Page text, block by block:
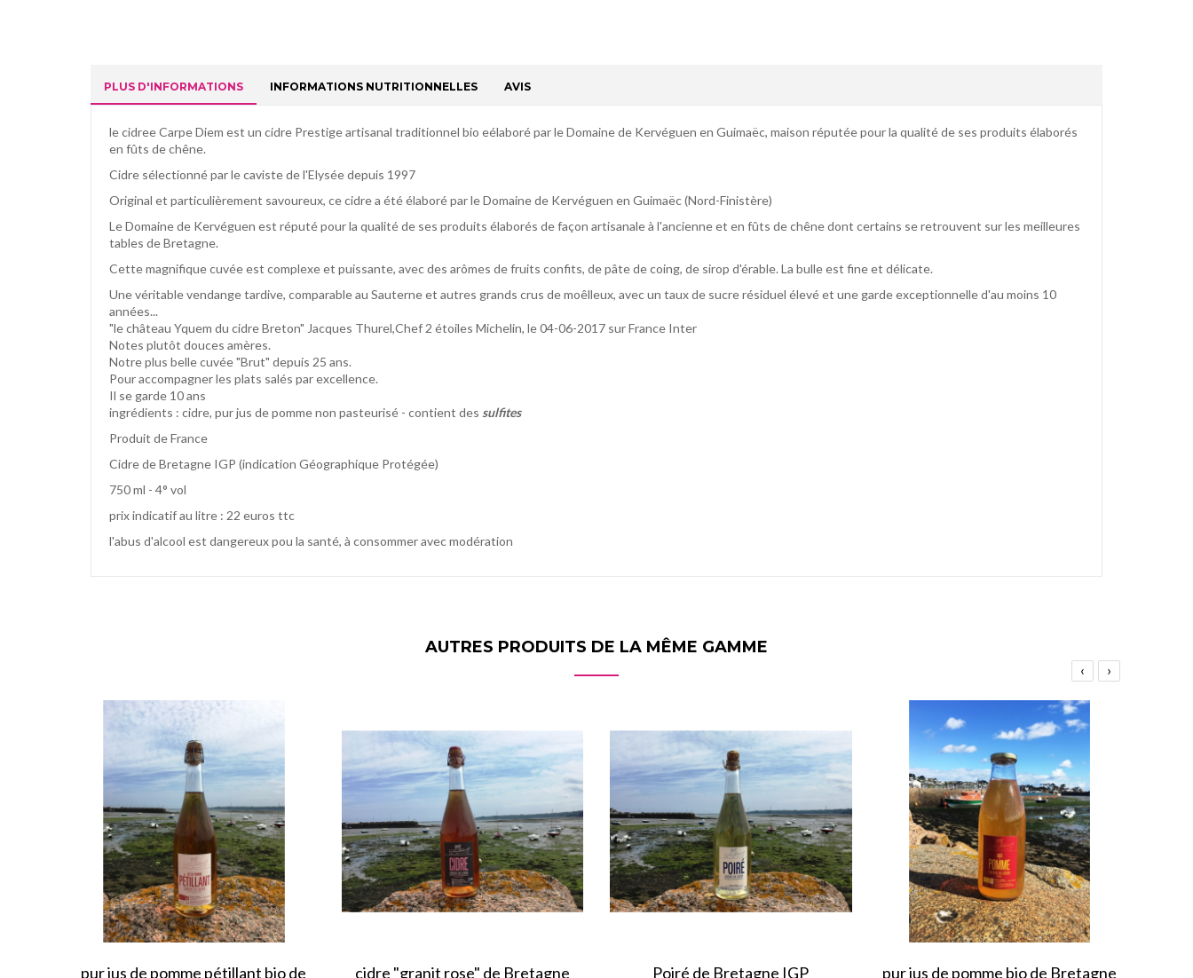
PLUS D'INFORMATIONS INFORMATIONS NUTRITIONNELLES AVIS
le cidree Carpe Diem est un cidre Prestige artisanal traditionnel bio eélaboré par le Domaine de Kervéguen en Guimaëc, maison réputée pour la qualité de ses produits élaborés
en fûts de chêne.
Cidre sélectionné par le caviste de l'Elysée depuis 1997
Original et particulièrement savoureux, ce cidre a été élaboré par le Domaine de Kervéguen en Guimaëc (Nord-Finistère)
Le Domaine de Kervéguen est réputé pour la qualité de ses produits élaborés de façon artisanale à l'ancienne et en fûts de chêne dont certains se retrouvent sur les meilleures
tables de Bretagne.
Cette magnifique cuvée est complexe et puissante, avec des arômes de fruits confits, de pâte de coing, de sirop d'érable. La bulle est fine et délicate.
Une véritable vendange tardive, comparable au Sauterne et autres grands crus de moêlleux, avec un taux de sucre résiduel élevé et une garde exceptionnelle d'au moins 10
années...
"le château Yquem du cidre Breton" Jacques Thurel,Chef 2 étoiles Michelin, le 04-06-2017 sur France Inter
Notes plutôt douces amères.
Notre plus belle cuvée "Brut" depuis 25 ans.
Pour accompagner les plats salés par excellence.
Il se garde 10 ans
ingrédients : cidre, pur jus de pomme non pasteurisé - contient des sulfites
Produit de France
Cidre de Bretagne IGP (indication Géographique Protégée)
750 ml - 4° vol
prix indicatif au litre : 22 euros ttc
l'abus d'alcool est dangereux pou la santé, à consommer avec modération
AUTRES PRODUITS DE LA MÊME GAMME
‹ ›
pur jus de pomme pétillant bio de
cidre "granit rose" de Bretagne
Poiré de Bretagne IGP
pur jus de pomme bio de Bretagne